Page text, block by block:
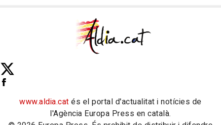
www.aldia.cat és el portal d'actualitat i notícies de
l'Agència Europa Press en català.